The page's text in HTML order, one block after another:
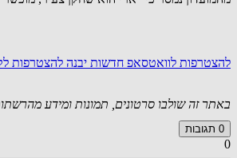
להצטרפות לוואטסאפ חדשות יבנה להצטרפות
באתר זה שולבו סרטונים, תמונות ומידע מהרשתות החברתיות בשימוש לפי
0 תגובות
0